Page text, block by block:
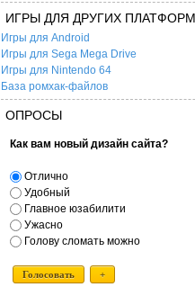
ИГРЫ ДЛЯ ДРУГИХ ПЛАТФОРМ
Игры для Android
Игры для Sega Mega Drive
Игры для Nintendo 64
База ромхак-файлов
ОПРОСЫ
Как вам новый дизайн сайта?
Отлично
Удобный
Главное юзабилити
Ужасно
Голову сломать можно
Голосовать +